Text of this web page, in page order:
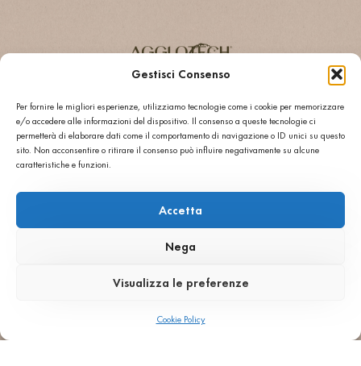
Gestisci Consenso
Per fornire le migliori esperienze, utilizziamo tecnologie come i cookie per memorizzare
e/o accedere alle informazioni del dispositivo. Il consenso a queste tecnologie ci
permetterà di elaborare dati come il comportamento di navigazione o ID unici su questo
sito. Non acconsentire o ritirare il consenso può influire negativamente su alcune
caratteristiche e funzioni.
Accetta
Nega
Visualizza le preferenze
Cookie Policy
VIA MONTE SANTA VIOLA 16, I-37142 - VERONA
+ 39 045 551777
INFO@AGGLOTECH.COM
PEC: AGGLOTECH@DADAPEC.COM
Numéro d'identification fiscale et numéro de TVA
PROJETS
PROJETS
CONDITIONS GÉNÉRALES DE VENTE POWERED BY SGARAVATO